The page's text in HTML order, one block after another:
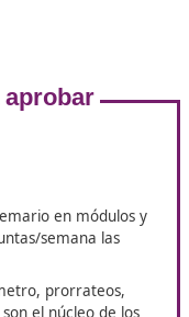
t en transporte
la UE ha ido
a partir de 2,5 t,
de servicio que